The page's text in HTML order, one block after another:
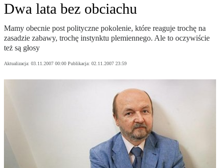
Dwa lata bez obciachu
Mamy obecnie post polityczne pokolenie, które reaguje trochę na
zasadzie zabawy, trochę instynktu plemiennego. Ale to oczywiście
też są głosy
Aktualizacja: 03.11.2007 00:00 Publikacja: 02.11.2007 23:59